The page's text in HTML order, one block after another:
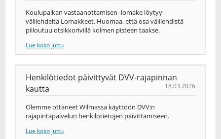
Koulupaikan vastaanottamisen -lomake löytyy
välilehdeltä Lomakkeet. Huomaa, että osa välilehdistä
piiloutuu otsikkorivillä kolmen pisteen taakse.
Lue koko juttu
Henkilötiedot päivittyvät DVV-rajapinnan
kautta
18.03.2026
Olemme ottaneet Wilmassa käyttöön DVV:n
rajapintapalvelun henkilötietojen päivittämiseen.
Lue koko juttu